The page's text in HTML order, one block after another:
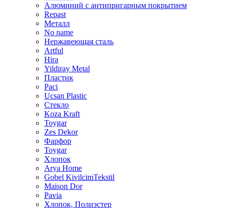
Алюминий с антипригарным покрытием
Repast
Металл
No name
Нержавеющая сталь
Artful
Hira
Yildiray Metal
Пластик
Paci
Ucsan Plastic
Стекло
Koza Kraft
Toygar
Zes Dekor
Фарфор
Toygar
Хлопок
Arya Home
Gobel KivilcimTekstil
Maison Dor
Pavia
Хлопок, Полиэстер